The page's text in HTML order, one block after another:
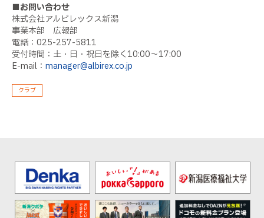
■お問い合わせ
株式会社アルビレックス新潟
事業本部 広報部
電話：025-257-5811
受付時間：土・日・祝日を除く10:00〜17:00
E-mail： manager@albirex.co.jp
クラブ